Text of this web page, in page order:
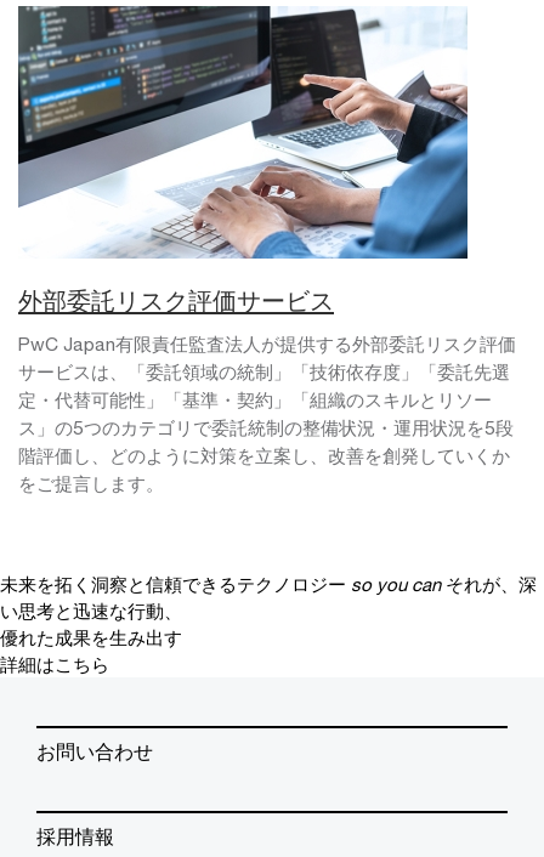
外部委託リスク評価サービス
PwC Japan有限責任監査法人が提供する外部委託リスク評価
サービスは、「委託領域の統制」「技術依存度」「委託先選
定・代替可能性」「基準・契約」「組織のスキルとリソー
ス」の5つのカテゴリで委託統制の整備状況・運用状況を5段
階評価し、どのように対策を立案し、改善を創発していくか
をご提言します。
未来を拓く洞察と信頼できるテクノロジー so you can それが、深
い思考と迅速な行動、
優れた成果を生み出す
詳細はこちら
お問い合わせ
採用情報